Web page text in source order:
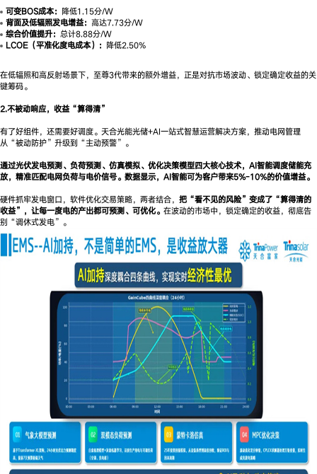
可变BOS成本： 降低1.15分/W
背面及低辐照发电增益：高达7.73分/W
综合价值提升：总计8.88分/W
LCOE（平准化度电成本）： 降低2.50%
在低辐照和高反射场景下，至尊3代带来的额外增益，正是对抗市场波动、锁定确定收益的关
键筹码。
2.不被动响应，收益“算得清”
有了好组件，还需要好调度。天合光能光储+AI一站式智慧运营解决方案，推动电网管理
从“被动防护”升级到“主动预警”。
通过光伏发电预测、负荷预测、仿真模拟、优化决策模型四大核心技术，AI智能调度储能充
放，精准匹配电网负荷与电价信号。数据显示，AI智能可为客户带来5%-10%的价值增益。
硬件抓牢发电窗口，软件优化交易策略，两者结合， 把“看不见的风险”变成了“算得清的
收益”，让每一度电的产出都可预测、可优化。 在波动的市场中，锁定确定的收益，彻底告
别“调休式发电”。